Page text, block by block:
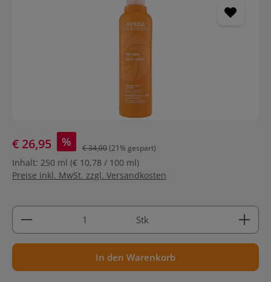
€ 26,95 % € 34,00(21% gespart)
Inhalt: 250 ml (€ 10,78 / 100 ml)
Preise inkl. MwSt. zzgl. Versandkosten
Produkt Anzahl: Gib den gewünschten Wert ein
Stk
In den Warenkorb